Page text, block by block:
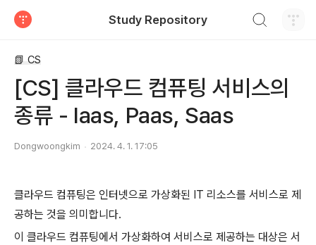
Study Repository
📗 CS
[CS] 클라우드 컴퓨팅 서비스의
종류 - Iaas, Paas, Saas
Dongwoongkim 2024. 4. 1. 17:05
클라우드 컴퓨팅은 인터넷으로 가상화된 IT 리소스를 서비스로 제
공하는 것을 의미합니다.
이 클라우드 컴퓨팅에서 가상화하여 서비스로 제공하는 대상은 서